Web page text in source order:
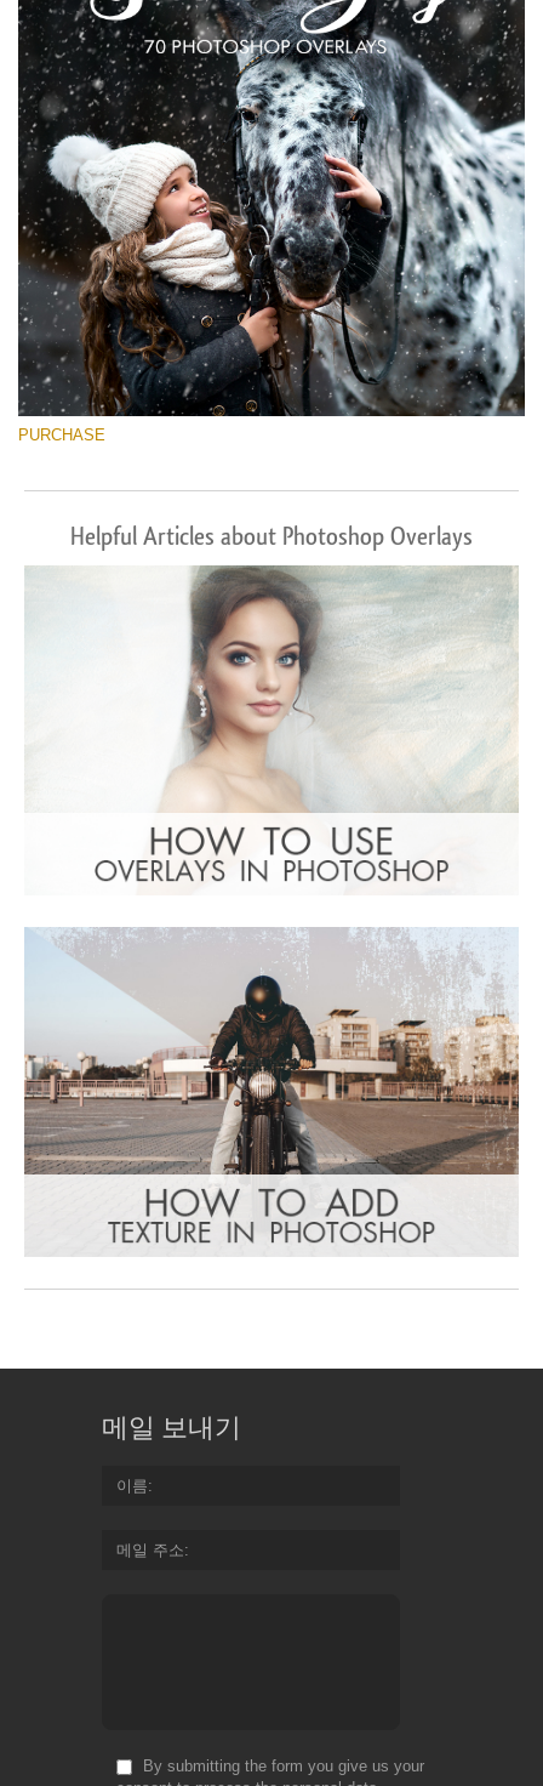
PURCHASE
Helpful Articles about Photoshop Overlays
메일 보내기
이름
메일 주소
By submitting the form you give us your